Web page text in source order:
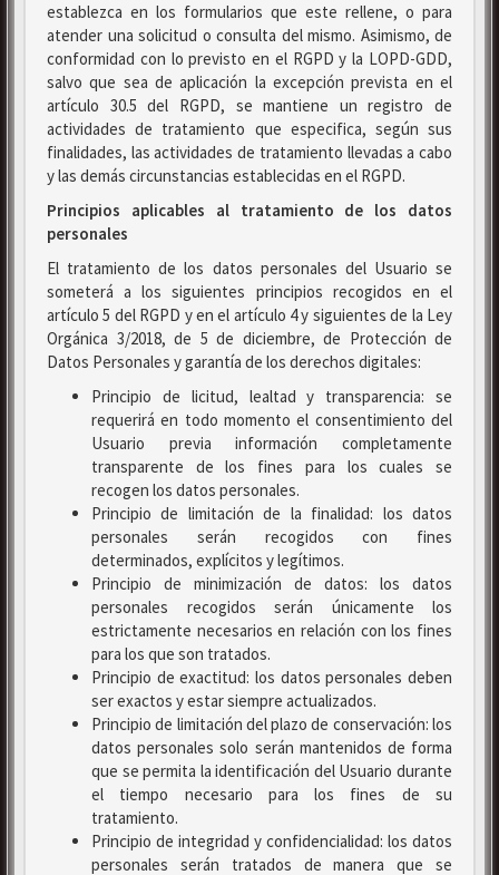
establezca en los formularios que este rellene, o para
atender una solicitud o consulta del mismo. Asimismo, de
conformidad con lo previsto en el RGPD y la LOPD-GDD,
salvo que sea de aplicación la excepción prevista en el
artículo 30.5 del RGPD, se mantiene un registro de
actividades de tratamiento que especifica, según sus
finalidades, las actividades de tratamiento llevadas a cabo
y las demás circunstancias establecidas en el RGPD.
Principios aplicables al tratamiento de los datos
personales
El tratamiento de los datos personales del Usuario se
someterá a los siguientes principios recogidos en el
artículo 5 del RGPD y en el artículo 4 y siguientes de la Ley
Orgánica 3/2018, de 5 de diciembre, de Protección de
Datos Personales y garantía de los derechos digitales:
Principio de licitud, lealtad y transparencia: se
requerirá en todo momento el consentimiento del
Usuario previa información completamente
transparente de los fines para los cuales se
recogen los datos personales.
Principio de limitación de la finalidad: los datos
personales serán recogidos con fines
determinados, explícitos y legítimos.
Principio de minimización de datos: los datos
personales recogidos serán únicamente los
estrictamente necesarios en relación con los fines
para los que son tratados.
Principio de exactitud: los datos personales deben
ser exactos y estar siempre actualizados.
Principio de limitación del plazo de conservación: los
datos personales solo serán mantenidos de forma
que se permita la identificación del Usuario durante
el tiempo necesario para los fines de su
tratamiento.
Principio de integridad y confidencialidad: los datos
personales serán tratados de manera que se